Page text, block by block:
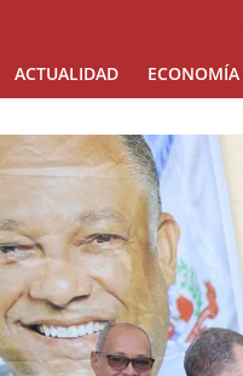
ACTUALIDAD ECONOMÍA